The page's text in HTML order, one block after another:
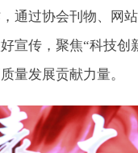
通过协会刊物、网
宣传，聚焦“科技创
量发展贡献力量。